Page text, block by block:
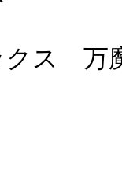
クス 万